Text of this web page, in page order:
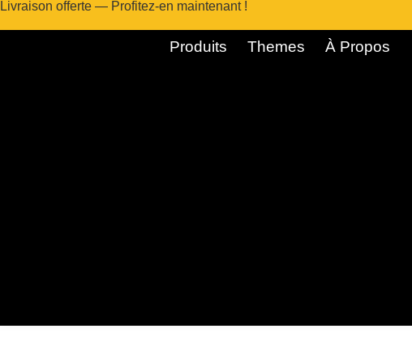
Livraison offerte — Profitez-en maintenant !
Produits Themes À Propos ​